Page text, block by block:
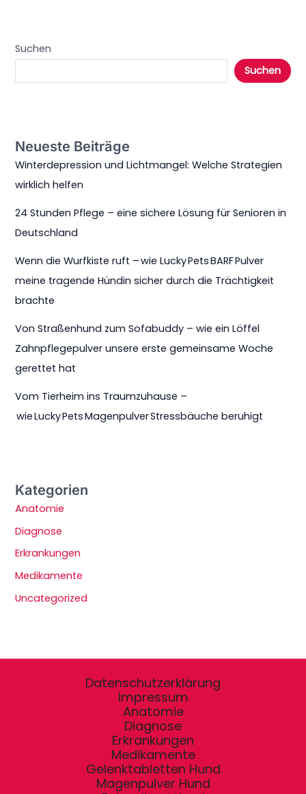
Suchen
Suchen
Neueste Beiträge
Winterdepression und Lichtmangel: Welche Strategien
wirklich helfen
24 Stunden Pflege – eine sichere Lösung für Senioren in
Deutschland
Wenn die Wurfkiste ruft – wie Lucky Pets BARF Pulver
meine tragende Hündin sicher durch die Trächtigkeit
brachte
Von Straßenhund zum Sofabuddy – wie ein Löffel
Zahnpflegepulver unsere erste gemeinsame Woche
gerettet hat
Vom Tierheim ins Traumzuhause –
wie Lucky Pets Magenpulver Stressbäuche beruhigt
Kategorien
Anatomie
Diagnose
Erkrankungen
Medikamente
Uncategorized
Datenschutzerklärung
Impressum
Anatomie
Diagnose
Erkrankungen
Medikamente
Gelenktabletten Hund
Magenpulver Hund